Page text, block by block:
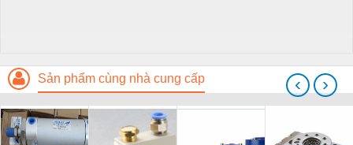
Sản phẩm cùng nhà cung cấp ‹ ›